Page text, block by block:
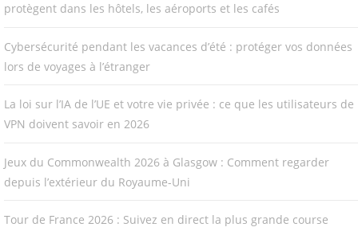
protègent dans les hôtels, les aéroports et les cafés
Cybersécurité pendant les vacances d’été : protéger vos données
lors de voyages à l’étranger
La loi sur l’IA de l’UE et votre vie privée : ce que les utilisateurs de
VPN doivent savoir en 2026
Jeux du Commonwealth 2026 à Glasgow : Comment regarder
depuis l’extérieur du Royaume-Uni
Tour de France 2026 : Suivez en direct la plus grande course